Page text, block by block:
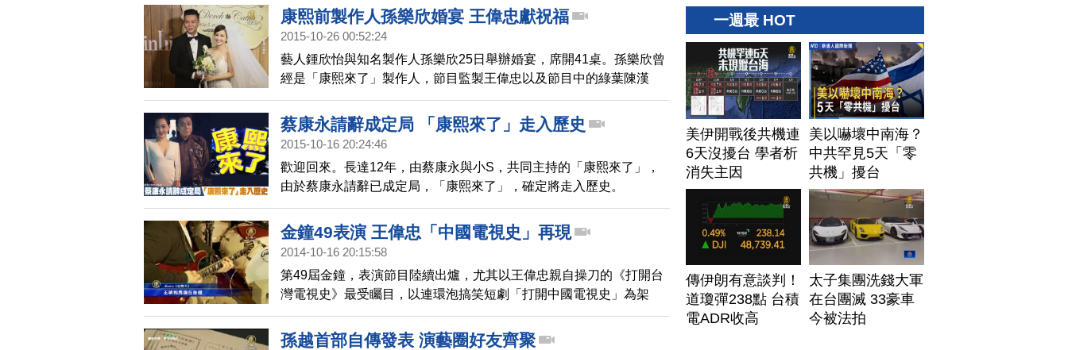
康熙前製作人孫樂欣婚宴 王偉忠獻祝福
2015-10-26 00:52:24
藝人鍾欣怡與知名製作人孫樂欣25日舉辦婚宴，席開41桌。孫樂欣曾
經是「康熙來了」製作人，節目監製王偉忠以及節目中的綠葉陳漢
典，也到場獻上祝賀，陳漢典提及「康熙」即將向大家告別，坦言心
中確實相當不捨。
蔡康永請辭成定局 「康熙來了」走入歷史
2015-10-16 20:24:46
歡迎回來。長達12年，由蔡康永與小S，共同主持的「康熙來了」，
由於蔡康永請辭已成定局，「康熙來了」，確定將走入歷史。
金鐘49表演 王偉忠「中國電視史」再現
2014-10-16 20:15:58
第49屆金鐘，表演節目陸續出爐，尤其以王偉忠親自操刀的《打開台
灣電視史》最受矚目，以連環泡搞笑短劇「打開中國電視史」為架
構，找來郭子乾反串奇皇后，還有唐從聖飾演都敏俊，也反映出台灣
電視圈，外來劇攻台的現況。
孫越首部自傳發表 演藝圈好友齊聚
一週最 HOT
美伊開戰後共機連
6天沒擾台 學者析
消失主因
美以嚇壞中南海？
中共罕見5天「零
共機」擾台
傳伊朗有意談判！
道瓊彈238點 台積
電ADR收高
太子集團洗錢大軍
在台團滅 33豪車
今被法拍